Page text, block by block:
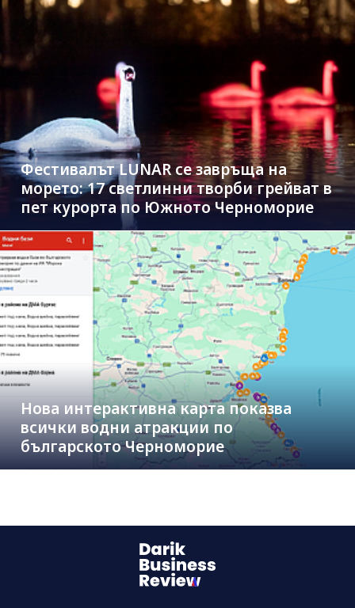
Фестивалът LUNAR се завръща на
морето: 17 светлинни творби грейват в
пет курорта по Южното Черноморие
Нова интерактивна карта показва
всички водни атракции по
българското Черноморие